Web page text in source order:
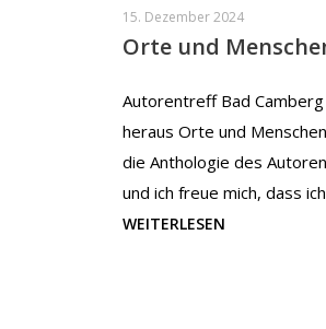
15. Dezember 2024
Orte und
Autorentreff Bad
heraus Orte und
die Anthologie des
und ich freue mich, dass
WEITERLESEN